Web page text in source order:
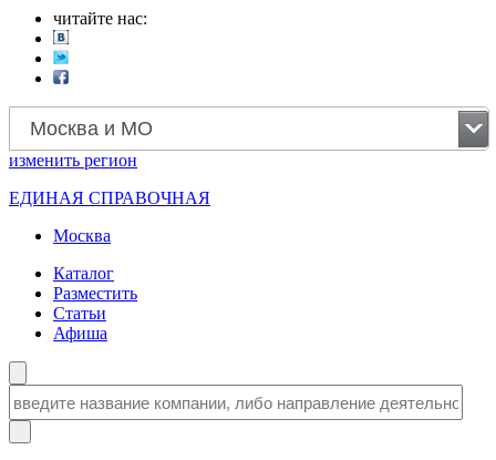
читайте нас:
Москва и МО
изменить регион
ЕДИНАЯ СПРАВОЧНАЯ
Москва
Каталог
Разместить
Статьи
Афиша